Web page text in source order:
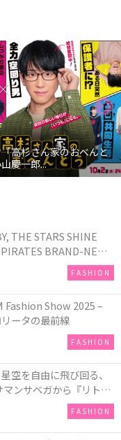
高杉さん家のおべんと
慶一郎...
THE STARS SHINE
BRAND-NEW
FASHION
Fashion Show 2025 –
ータの最前線
FASHION
空を自由に飛び回る、
ンサベガから『リトル
バーサリーイヤー』を
FASHION